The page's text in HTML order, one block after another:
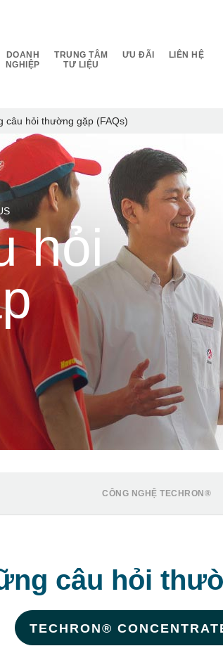
DOANH
NGHIỆP
TRUNG TÂM
TƯ LIỆU
ƯU ĐÃI LIÊN HỆ
câu hỏi thường gặp (FAQs)
hỏi
CÔNG NGHỆ TECHRON®
câu hỏi
TECHRON®